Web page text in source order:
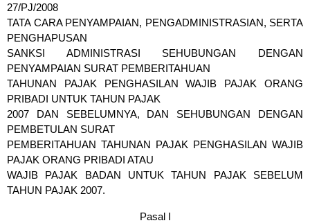
27/PJ/2008
TATA CARA PENYAMPAIAN, PENGADMINISTRASIAN, SERTA
PENGHAPUSAN
SANKSI ADMINISTRASI SEHUBUNGAN DENGAN
PENYAMPAIAN SURAT PEMBERITAHUAN
TAHUNAN PAJAK PENGHASILAN WAJIB PAJAK ORANG
PRIBADI UNTUK TAHUN PAJAK
2007 DAN SEBELUMNYA, DAN SEHUBUNGAN DENGAN
PEMBETULAN SURAT
PEMBERITAHUAN TAHUNAN PAJAK PENGHASILAN WAJIB
PAJAK ORANG PRIBADI ATAU
WAJIB PAJAK BADAN UNTUK TAHUN PAJAK SEBELUM
TAHUN PAJAK 2007.
Pasal I